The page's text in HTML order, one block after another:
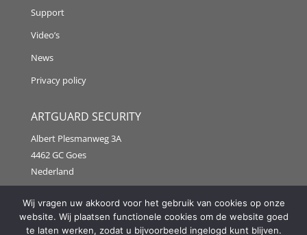
Support
Video’s
News
Privacy policy
ARTGUARD SECURITY
Albert Plesmanweg 3A
4462 GC Goes
Nederland
Tel: +31 (0) 113 313151
E-mail:info@artguardsecurity.eu
Wij vragen uw akkoord voor het gebruik van cookies op onze
website. Wij plaatsen functionele cookies om de website goed
te laten werken, zodat u bijvoorbeeld ingelogd kunt blijven.